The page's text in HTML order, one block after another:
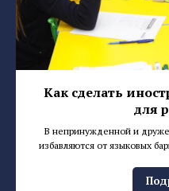
Как сделать
для
В непринужденной и
избавляются от языковых